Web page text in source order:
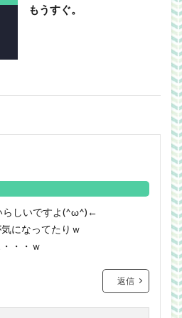
もうすぐ。
らしいですよ(^ω^)←
になってたりｗ
・・ｗ
返信